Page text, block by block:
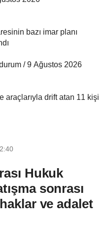
bazı imar planı
/ 9 Ağustos 2026
araçlarıyla drift atan 11 kişi
Hukuk
sonrası
ve adalet